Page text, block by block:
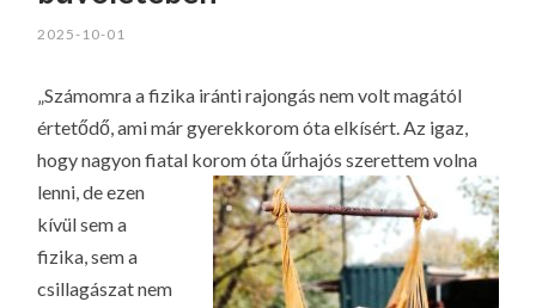
2025-10-01
„Számomra a fizika iránti rajongás nem volt magától
értetődő, ami már gyerekkorom óta elkísért. Az igaz,
hogy nagyon fiatal korom óta űrhajós szerettem volna
lenni, deezen
kívül sem a
fizika, sem a
csillagászat nem